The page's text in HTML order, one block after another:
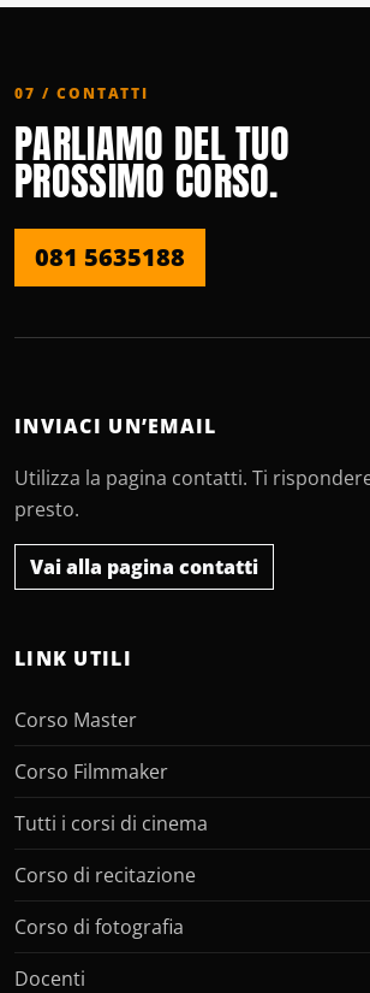
07 / CONTATTI
PARLIAMO DEL TUO
PROSSIMO CORSO.
081 5635188
INVIACI UN’EMAIL
Utilizza la pagina contatti. Ti
presto.
Vai alla pagina contatti
LINK UTILI
Corso Master
Corso Filmmaker
Tutti i corsi di cinema
Corso di recitazione
Corso di fotografia
Docenti